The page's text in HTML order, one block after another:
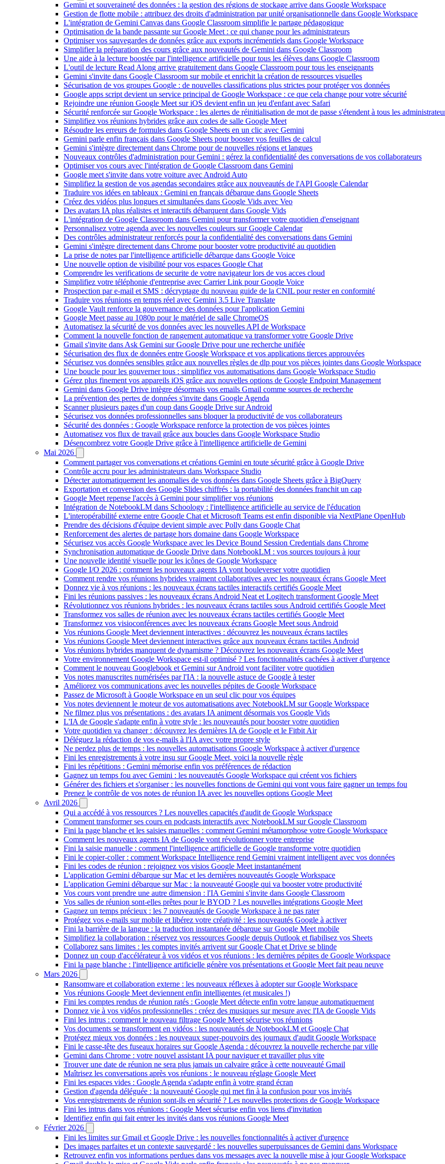
Gemini et souveraineté des données : la gestion des régions de stockage arrive dans Google Workspace
Gestion de flotte mobile : attribuez des droits d'administration par unité organisationnelle dans Google Workspace
L'intégration de Gemini Canvas dans Google Classroom simplifie le partage pédagogique
Optimisation de la bande passante sur Google Meet : ce qui change pour les administrateurs
Optimiser vos sauvegardes de données grâce aux exports incrémentiels dans Google Workspace
Simplifier la préparation des cours grâce aux nouveautés de Gemini dans Google Classroom
Une aide à la lecture boostée par l'intelligence artificielle pour tous les élèves dans Google Classroom
L'outil de lecture Read Along arrive gratuitement dans Google Classroom pour tous les enseignants
Gemini s'invite dans Google Classroom sur mobile et enrichit la création de ressources visuelles
Sécurisation de vos groupes Google : de nouvelles classifications plus strictes pour protéger vos données
Google apps script devient un service principal de Google Workspace : ce que cela change pour votre sécurité
Rejoindre une réunion Google Meet sur iOS devient enfin un jeu d'enfant avec Safari
Sécurité renforcée sur Google Workspace : les alertes de réinitialisation de mot de passe s'étendent à tous les
Simplifiez vos réunions hybrides grâce aux codes de salle Google Meet
Résoudre les erreurs de formules dans Google Sheets en un clic avec Gemini
Gemini parle enfin français dans Google Sheets pour booster vos feuilles de calcul
Gemini s'intègre directement dans Chrome pour de nouvelles régions et langues
Nouveaux contrôles d'administration pour Gemini : gérez la confidentialité des conversations de vos collaborateurs
Optimiser vos cours avec l'intégration de Google Classroom dans Gemini
Google meet s'invite dans votre voiture avec Android Auto
Simplifiez la gestion de vos agendas secondaires grâce aux nouveautés de l'API Google Calendar
Traduire vos idées en tableaux : Gemini en français débarque dans Google Sheets
Créez des vidéos plus longues et simultanées dans Google Vids avec Veo
Des avatars IA plus réalistes et interactifs débarquent dans Google Vids
L'intégration de Google Classroom dans Gemini pour transformer votre quotidien d'enseignant
Personnalisez votre agenda avec les nouvelles couleurs sur Google Calendar
Des contrôles administrateur renforcés pour la confidentialité des conversations dans Gemini
Gemini s'intègre directement dans Chrome pour booster votre productivité au quotidien
La prise de notes par l'intelligence artificielle débarque dans Google Voice
Une nouvelle option de visibilité pour vos espaces Google Chat
Comprendre les verifications de securite de votre navigateur lors de vos acces cloud
Simplifiez votre téléphonie d'entreprise avec Carrier Link pour Google Voice
Prospection par e-mail et SMS : décryptage du nouveau guide de la CNIL pour rester en conformité
Traduire vos réunions en temps réel avec Gemini 3.5 Live Translate
Google Vault renforce la gouvernance des données pour l'application Gemini
Google Meet passe au 1080p pour le matériel de salle ChromeOS
Automatisez la sécurité de vos données avec les nouvelles API de Workspace
Comment la nouvelle fonction de rangement automatique va transformer votre Google Drive
Gmail s'invite dans Ask Gemini sur Google Drive pour une recherche unifiée
Sécurisation des flux de données entre Google Workspace et vos applications tierces approuvées
Sécurisez vos données sensibles grâce aux nouvelles règles de dlp pour vos pièces jointes dans Google Workspace
Une boucle pour les gouverner tous : simplifiez vos automatisations dans Google Workspace Studio
Gérez plus finement vos appareils iOS grâce aux nouvelles options de Google Endpoint Management
Gemini dans Google Drive intègre désormais vos emails Gmail comme sources de recherche
La prévention des pertes de données s'invite dans Google Agenda
Scanner plusieurs pages d'un coup dans Google Drive sur Android
Sécurisez vos données professionnelles sans bloquer la productivité de vos collaborateurs
Sécurité des données : Google Workspace renforce la protection de vos pièces jointes
Automatisez vos flux de travail grâce aux boucles dans Google Workspace Studio
Désencombrez votre Google Drive grâce à l'intelligence artificielle de Gemini
Mai 2026
Comment partager vos conversations et créations Gemini en toute sécurité grâce à Google Drive
Contrôle accru pour les administrateurs dans Workspace Studio
Détecter automatiquement les anomalies de vos données dans Google Sheets grâce à BigQuery
Exportation et conversion des Google Slides chiffrés : la portabilité des données franchit un cap
Google Meet repense l'accès à Gemini pour simplifier vos réunions
Intégration de NotebookLM dans Schoology : l'intelligence artificielle au service de l'éducation
L'interopérabilité externe entre Google Chat et Microsoft Teams est enfin disponible via NextPlane OpenHub
Prendre des décisions d'équipe devient simple avec Polly dans Google Chat
Renforcement des alertes de partage hors domaine dans Google Workspace
Sécurisez vos accès Google Workspace avec les Device Bound Session Credentials dans Chrome
Synchronisation automatique de Google Drive dans NotebookLM : vos sources toujours à jour
Une nouvelle identité visuelle pour les icônes de Google Workspace
Google I/O 2026 : comment les nouveaux agents IA vont bouleverser votre quotidien
Comment rendre vos réunions hybrides vraiment collaboratives avec les nouveaux écrans Google Meet
Donnez vie à vos réunions : les nouveaux écrans tactiles interactifs certifiés Google Meet
Fini les réunions passives : les nouveaux écrans Android Neat et Logitech transforment Google Meet
Révolutionnez vos réunions hybrides : les nouveaux écrans tactiles sous Android certifiés Google Meet
Transformez vos salles de réunion avec les nouveaux écrans tactiles certifiés Google Meet
Transformez vos visioconférences avec les nouveaux écrans Google Meet sous Android
Vos réunions Google Meet deviennent interactives : découvrez les nouveaux écrans tactiles
Vos réunions Google Meet deviennent interactives grâce aux nouveaux écrans tactiles Android
Vos réunions hybrides manquent de dynamisme ? Découvrez les nouveaux écrans Google Meet
Votre environnement Google Workspace est-il optimisé ? Les fonctionnalités cachées à activer d'urgence
Comment le nouveau Googlebook et Gemini sur Android vont faciliter votre quotidien
Vos notes manuscrites numérisées par l'IA : la nouvelle astuce de Google à tester
Améliorez vos communications avec les nouvelles pépites de Google Workspace
Passez de Microsoft à Google Workspace en un seul clic pour vos équipes
Vos notes deviennent le moteur de vos automatisations avec NotebookLM sur Google Workspace
Ne filmez plus vos présentations : des avatars IA animent désormais vos Google Vids
L'IA de Google s'adapte enfin à votre style : les nouveautés pour booster votre quotidien
Votre quotidien va changer : découvrez les dernières IA de Google et le Fitbit Air
Déléguez la rédaction de vos e-mails à l'IA avec votre propre style
Ne perdez plus de temps : les nouvelles automatisations Google Workspace à activer d'urgence
Fini les enregistrements à votre insu sur Google Meet, voici la nouvelle règle
Fini les répétitions : Gemini mémorise enfin vos préférences de rédaction
Gagnez un temps fou avec Gemini : les nouveautés Google Workspace qui créent vos fichiers
Générer des fichiers et s'organiser : les nouvelles fonctions de Gemini qui vont vous faire gagner un temps fou
Prenez le contrôle de vos notes de réunion IA avec les nouvelles options Google Meet
Avril 2026
Qui a accédé à vos ressources ? Les nouvelles capacités d'audit de Google Workspace
Comment transformer ses cours en podcasts interactifs avec NotebookLM sur Google Classroom
Fini la page blanche et les saisies manuelles : comment Gemini métamorphose votre Google Workspace
Comment les nouveaux agents IA de Google vont révolutionner votre entreprise
Fini la saisie manuelle : comment l'intelligence artificielle de Google transforme votre quotidien
Fini le copier-coller : comment Workspace Intelligence rend Gemini vraiment intelligent avec vos données
Fini les codes de réunion : rejoignez vos visios Google Meet instantanément
L'application Gemini débarque sur Mac et les dernières nouveautés Google Workspace
L'application Gemini débarque sur Mac : la nouveauté Google qui va booster votre productivité
Vos cours vont prendre une autre dimension : l'IA Gemini s'invite dans Google Classroom
Vos salles de réunion sont-elles prêtes pour le BYOD ? Les nouvelles intégrations Google Meet
Gagnez un temps précieux : les 7 nouveautés de Google Workspace à ne pas rater
Protégez vos e-mails sur mobile et libérez votre créativité : les nouveautés Google à activer
Fini la barrière de la langue : la traduction instantanée débarque sur Google Meet mobile
Simplifiez la collaboration : réservez vos ressources Google depuis Outlook et fiabilisez vos Sheets
Collaborez sans limites : les comptes invités arrivent sur Google Chat et Drive se blinde
Donnez un coup d'accélérateur à vos vidéos et vos réunions : les dernières pépites de Google Workspace
Fini la page blanche : l'intelligence artificielle génère vos présentations et Google Meet fait peau neuve
Mars 2026
Ransomware et collaboration externe : les nouveaux réflexes à adopter sur Google Workspace
Vos réunions Google Meet deviennent enfin intelligentes (et musicales !)
Fini les comptes rendus de réunion ratés : Google Meet détecte enfin votre langue automatiquement
Donnez vie à vos vidéos professionnelles : créez des musiques sur mesure avec l'IA de Google Vids
Fini les intrus : comment le nouveau filtrage Google Meet sécurise vos réunions
Vos documents se transforment en vidéos : les nouveautés de NotebookLM et Google Chat
Protégez mieux vos données : les nouveaux super-pouvoirs des journaux d'audit Google Workspace
Fini le casse-tête des fuseaux horaires sur Google Agenda : découvrez la nouvelle recherche par ville
Gemini dans Chrome : votre nouvel assistant IA pour naviguer et travailler plus vite
Trouver une date de réunion ne sera plus jamais un calvaire grâce à cette nouveauté Gmail
Maîtrisez les conversations après vos réunions : le nouveau réglage Google Meet
Fini les espaces vides : Google Agenda s'adapte enfin à votre grand écran
Gestion d'agenda déléguée : la nouveauté Google qui met fin à la confusion pour vos invités
Vos enregistrements de réunion sont-ils en sécurité ? Les nouvelles protections de Google Workspace
Fini les intrus dans vos réunions : Google Meet sécurise enfin vos liens d'invitation
Identifiez enfin qui fait entrer les invités dans vos réunions Google Meet
Février 2026
Fini les limites sur Gmail et Google Drive : les nouvelles fonctionnalités à activer d'urgence
Des images parfaites et un contexte sauvegardé : les nouvelles superpuissances de Gemini dans Workspace
Retrouvez enfin vos informations perdues dans vos messages avec la nouvelle mise à jour Google Workspace